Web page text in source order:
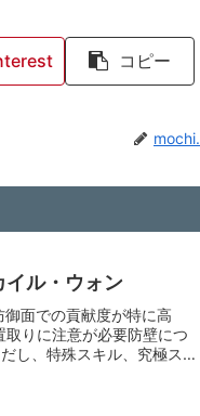
コピー
mochi.
イル・ウォン
面での貢献度が特に高
りに注意が必要防壁につ
し、特殊スキル、究極スキ